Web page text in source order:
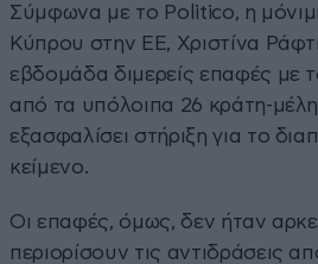
Σύμφωνα με το Politico, η
Κύπρου στην ΕΕ, Χριστίνα
εβδομάδα διμερείς επαφές με
από τα υπόλοιπα 26 κράτη-
εξασφαλίσει στήριξη για το
κείμενο.
Οι επαφές, όμως, δεν ήταν
περιορίσουν τις αντιδράσεις